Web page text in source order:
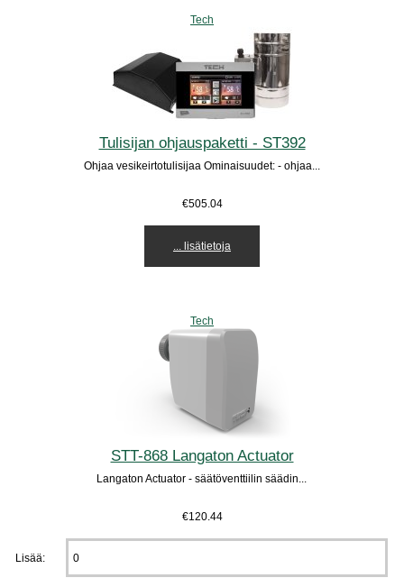
Tech
Tulisijan ohjauspaketti - ST392
Ohjaa vesikeirtotulisijaa Ominaisuudet: - ohjaa...
€505.04
... lisätietoja
Tech
STT-868 Langaton Actuator
Langaton Actuator - säätöventtiilin säädin...
€120.44
Lisää: